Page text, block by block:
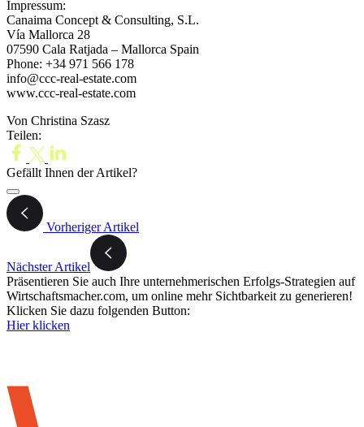
Impressum:
Canaima Concept & Consulting, S.L.
Vía Mallorca 28
07590 Cala Ratjada – Mallorca Spain
Phone: +34 971 566 178
info@ccc-real-estate.com
www.ccc-real-estate.com
Von Christina Szasz
Teilen:
Gefällt Ihnen der Artikel?
Vorheriger Artikel
Nächster Artikel
Präsentieren Sie auch Ihre unternehmerischen Erfolgs-Strategien auf
Wirtschaftsmacher.com, um online mehr Sichtbarkeit zu generieren!
Klicken Sie dazu folgenden Button:
Hier klicken